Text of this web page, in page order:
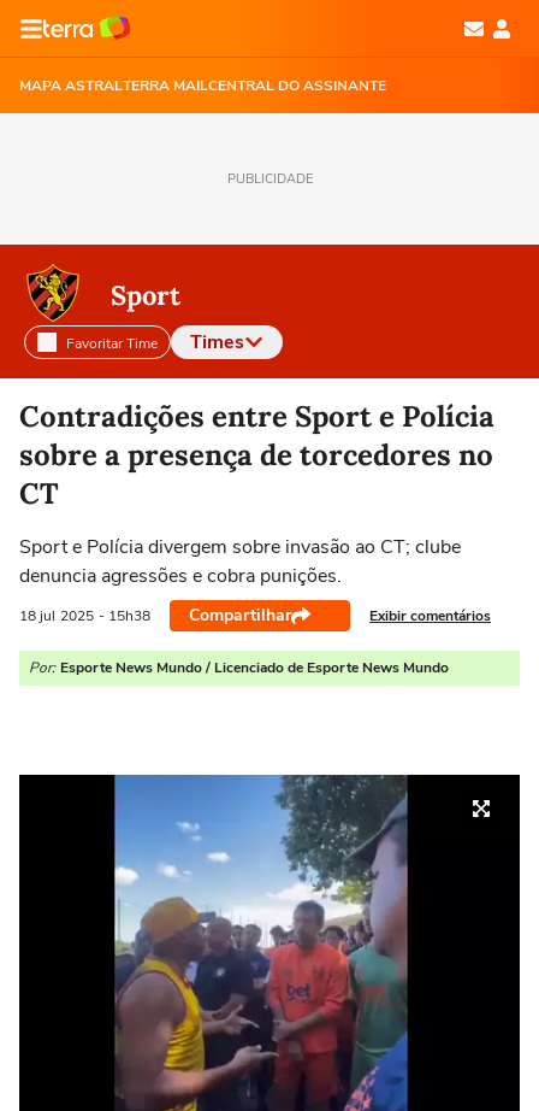
MAPA ASTRALTERRA MAILCENTRAL DO ASSINANTE
PUBLICIDADE
Sport
Favoritar Time Times
Selecione o time para ver as notícias
Contradições entre Sport e Polícia
sobre a presença de torcedores no
CT
Sport e Polícia divergem sobre invasão ao CT; clube
denuncia agressões e cobra punições.
18 jul 2025 - 15h38 Compartilhar Exibir comentários
Por: Esporte News Mundo / Licenciado de Esporte News Mundo